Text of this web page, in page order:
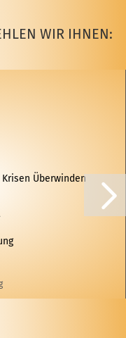
WIR IHNEN:
Über­win­den